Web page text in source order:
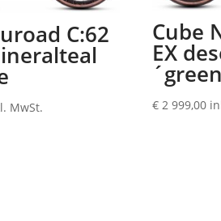
C:62
MwSt.
Cube
EX
´green
€ 2 999,00